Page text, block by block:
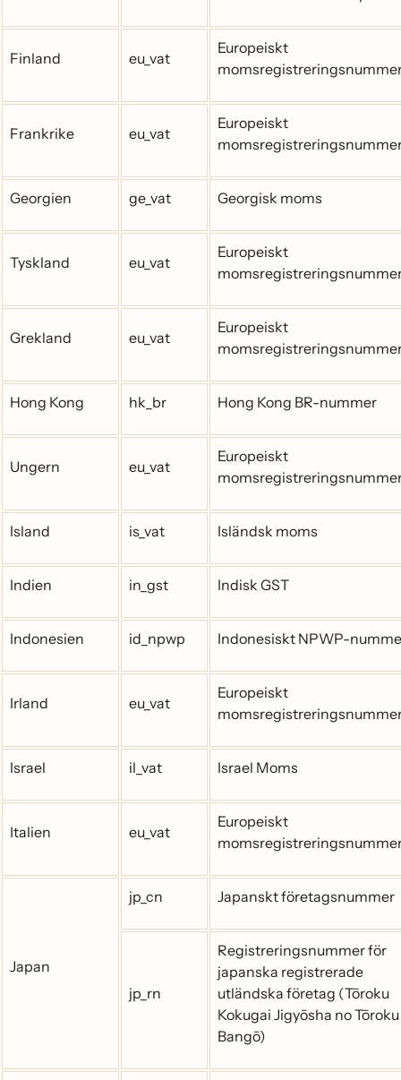
Finland eu_vat
Europeiskt
Frankrike eu_vat
Europeiskt
Georgien ge_vat Georgisk moms
Tyskland eu_vat
Europeiskt
Grekland eu_vat
Europeiskt
Hong Kong hk_br Hong Kong BR-nummer
Ungern eu_vat
Europeiskt
Island is_vat Isländsk moms
Indien in_gst Indisk GST
Indonesien id_npwp Indonesiskt NPWP-
Irland eu_vat
Europeiskt
Israel il_vat Israel Moms
Italien eu_vat
Europeiskt
Japan
jp_cn Japanskt företagsnummer
jp_rn
Registreringsnummer för
japanska registrerade
utländska företag (Tōroku
Kokugai Jigyōsha no Tōroku
Bangō)